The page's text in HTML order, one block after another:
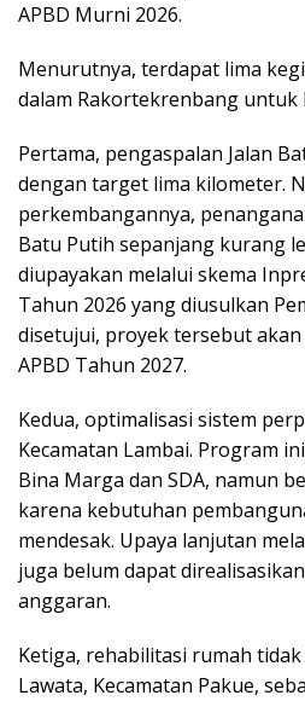
APBD Murni 2026.
Menurutnya, terdapat lima
dalam Rakortekrenbang untuk
Pertama, pengaspalan Jalan
dengan target lima kilometer.
perkembangannya,
Batu Putih sepanjang kurang
diupayakan melalui skema
Tahun 2026 yang diusulkan
disetujui, proyek tersebut
APBD Tahun 2027.
Kedua, optimalisasi sistem
Kecamatan Lambai. Program
Bina Marga dan SDA, namun
karena kebutuhan
mendesak. Upaya lanjutan
juga belum dapat
anggaran.
Ketiga, rehabilitasi rumah
Lawata, Kecamatan Pakue,